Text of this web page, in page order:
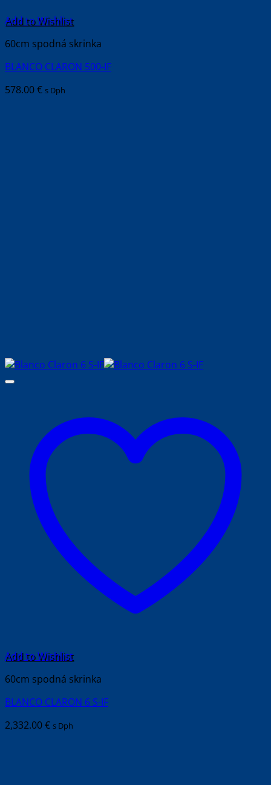
Add to Wishlist
60cm spodná skrinka
BLANCO CLARON 500-IF
578.00€ s Dph
Add to Wishlist
60cm spodná skrinka
BLANCO CLARON 6 S-IF
2,332.00€ s Dph